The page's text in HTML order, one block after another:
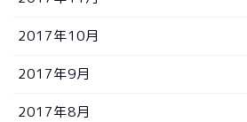
2017年10月
2017年9月
2017年8月